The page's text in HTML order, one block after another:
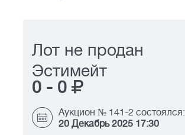
Лот не продан
Эстимейт
0 - 0
Аукцион № 141-2 состоялся:
20 Декабрь 2025 17:30